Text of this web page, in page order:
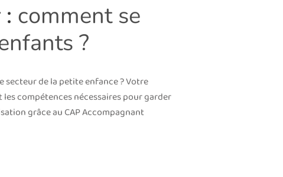
comment se
?
de la petite enfance ? Votre
compétences nécessaires pour garder
grâce au CAP Accompagnant